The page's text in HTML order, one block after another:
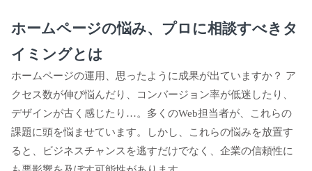
ホームページの悩み、プロに相談すべきタ
イミングとは
ホームページの運用、思ったように成果が出ていますか？ ア
クセス数が伸び悩んだり、コンバージョン率が低迷したり、
デザインが古く感じたり…。多くのWeb担当者が、これらの
課題に頭を悩ませています。しかし、これらの悩みを放置す
ると、ビジネスチャンスを逃すだけでなく、企業の信頼性に